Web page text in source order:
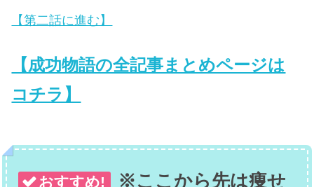
【第二話に進む】
【成功物語の全記事まとめページは
コチラ】
おすすめ!
※ここから先は痩せ